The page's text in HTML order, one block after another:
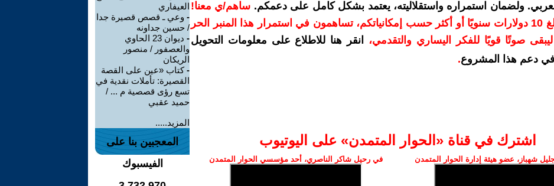
ولضمان استمراره واستقلاليته، يعتمد بشكل كامل على دعمكم. ساهم/ي معنا!
بدعمكم بمبلغ 10 دولارات سنويًا أو أكثر حسب إمكانياتكم، تساهمون في استمرار هذا المنبر الحر
صوتًا قويًا للفكر اليساري والتقدمي،
انقر هنا للاطلاع على معلومات التحويل
دعم هذا المشروع.
اشترك في قناة ‫«الحوار المتمدن» على اليوتيوب
شهباز، عضو هيئة إدارة الحوار المتمدن في رحيل شاكر الناصري، أحد مؤسسي الحوار المتمدن
العيفاري
- وعي ـ قصص قصيرة جدا
/ حسين جداونه
-
ديوان 23 الحاوي
والعصفور / منصور
الريكان
-كتاب «عين على القصة
القصيرة: تأملات نقدية في
تسع رؤى قصصية م ... /
حميد عقبي
المزيد.....
المعجبين بنا على
الفيسبوك